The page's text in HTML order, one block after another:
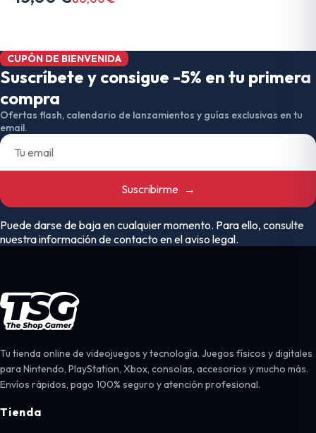
CUPÓN DE BIENVENIDA
Suscríbete y consigue -5% en tu primera
compra
Ofertas flash, calendario de lanzamientos y guías exclusivas en tu
email.
Suscribirme →
Puede darse de baja en cualquier momento. Para ello, consulte
nuestra información de contacto en el aviso legal.
Tu tienda online de videojuegos y tecnología. Juegos físicos y digitales
para Nintendo, PlayStation, Xbox, consolas, accesorios y mucho más.
Envíos rápidos, pago 100% seguro y atención profesional.
Tienda